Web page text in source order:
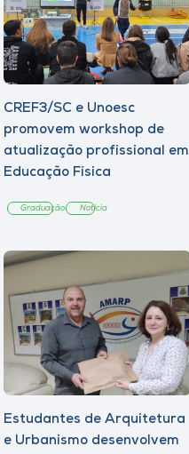
CREF3/SC e Unoesc
promovem workshop de
atualização profissional em
Educação Física
Graduação Notícia
Estudantes de Arquitetura
e Urbanismo desenvolvem